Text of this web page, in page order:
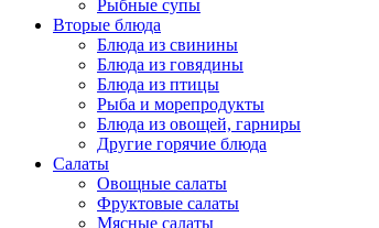
Рыбные супы
Вторые блюда
Блюда из свинины
Блюда из говядины
Блюда из птицы
Рыба и морепродукты
Блюда из овощей, гарниры
Другие горячие блюда
Салаты
Овощные салаты
Фруктовые салаты
Мясные салаты